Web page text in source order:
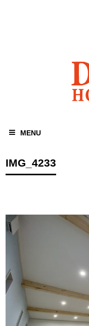
MENU
IMG_4233